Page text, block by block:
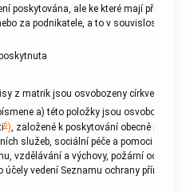
poskytována, ale ke které mají přístup
za podnikatele, a to v souvislosti s
z matrik jsou osvobozeny církve, jde-li
a) této položky jsou osvobozeny
6), založené k poskytování obecně
služeb, sociální péče a pomoci v
vzdělávání a výchovy, požární
účely vedení Seznamu ochrany přírody je